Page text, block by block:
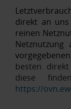
direkt an
reinen
besten
diese
https://